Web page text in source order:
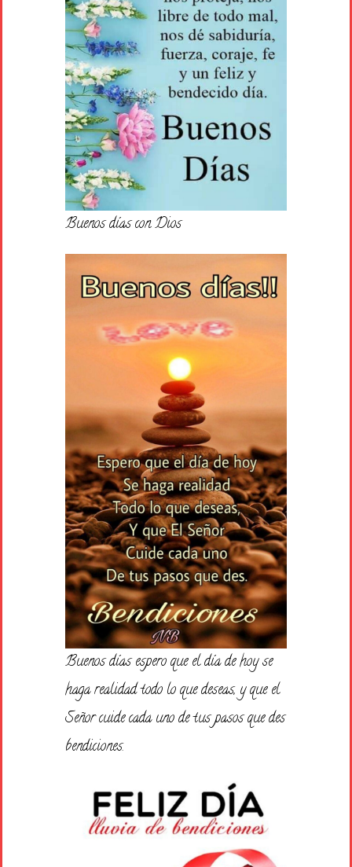
Buenos días con Dios
Buenos días espero que el día de hoy se
haga realidad todo lo que deseas, y que el
Señor cuide cada uno de tus pasos que des
bendiciones.